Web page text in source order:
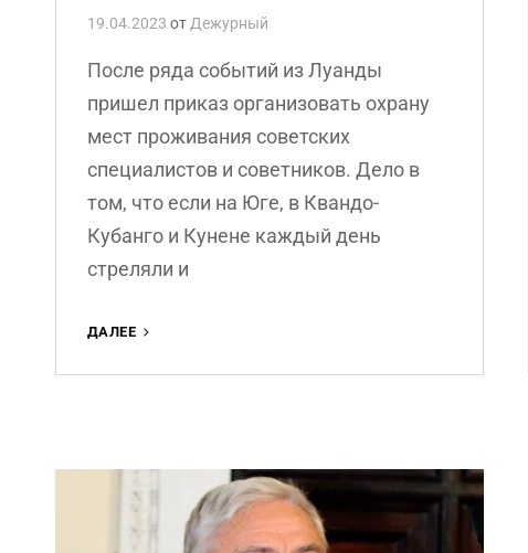
19.04.2023 от Дежурный
После ряда событий из Луанды
пришел приказ организовать охрану
мест проживания советских
специалистов и советников. Дело в
том, что если на Юге, в Квандо-
Кубанго и Кунене каждый день
стреляли и
ДАЛЕЕ
«ШКОЛА